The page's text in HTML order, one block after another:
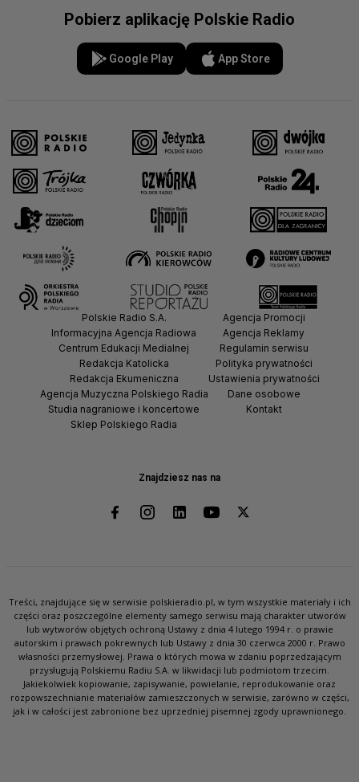
Pobierz aplikację Polskie Radio
Google Play App Store
Znajdziesz nas na
Polskie Radio S.A.
Informacyjna Agencja Radiowa
Centrum Edukacji Medialnej
Redakcja Katolicka
Redakcja Ekumeniczna
Agencja Muzyczna Polskiego Radia
Studia nagraniowe i koncertowe
Sklep Polskiego Radia
Agencja Promocji
Agencja Reklamy
Regulamin serwisu
Polityka prywatności
Ustawienia prywatności
Dane osobowe
Kontakt
Treści, znajdujące się w serwisie polskieradio.pl, w tym wszystkie materiały i ich
części oraz poszczególne elementy samego serwisu mają charakter utworów
lub wytworów objętych ochroną Ustawy z dnia 4 lutego 1994 r. o prawie
autorskim i prawach pokrewnych lub Ustawy z dnia 30 czerwca 2000 r. Prawo
własności przemysłowej. Prawa o których mowa w zdaniu poprzedzającym
przysługują Polskiemu Radiu S.A. w likwidacji lub podmiotom trzecim.
Jakiekolwiek kopiowanie, zapisywanie, powielanie, reprodukowanie oraz
rozpowszechnianie materiałów zamieszczonych w serwisie, zarówno w części,
jak i w całości jest zabronione bez uprzedniej pisemnej zgody uprawnionego.